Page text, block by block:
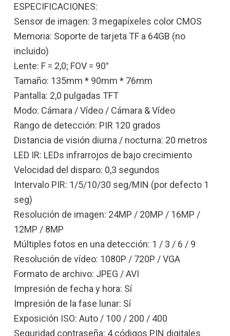
ESPECIFICACIONES:
Sensor de imagen: 3 megapíxeles color CMOS
Memoria: Soporte de tarjeta TF a 64GB (no
incluido)
Lente: F = 2,0; FOV = 90°
Tamaño: 135mm * 90mm * 76mm
Pantalla: 2,0 pulgadas TFT
Modo: Cámara / Vídeo / Cámara & Vídeo
Rango de detección: PIR 120 grados
Distancia de visión diurna / nocturna: 20 metros
LED IR: LEDs infrarrojos de bajo crecimiento
Velocidad del disparo: 0,3 segundos
Intervalo PIR: 1/5/10/30 seg/MIN (por defecto 1
seg)
Resolución de imagen: 24MP / 20MP / 16MP /
12MP / 8MP
Múltiples fotos en una detección: 1 / 3 / 6 / 9
Resolución de vídeo: 1080P / 720P / VGA
Formato de archivo: JPEG / AVI
Impresión de fecha y hora: Sí
Impresión de la fase lunar: Sí
Exposición ISO: Auto / 100 / 200 / 400
Seguridad contraseña: 4 códigos PIN digitales